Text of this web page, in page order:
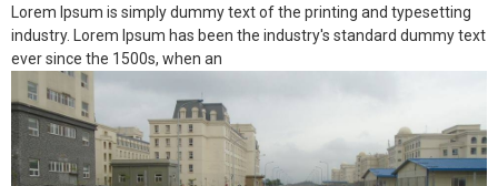
Lorem Ipsum is simply dummy text of the printing and typesetting
industry. Lorem Ipsum has been the industry's standard dummy text
ever since the 1500s, when an